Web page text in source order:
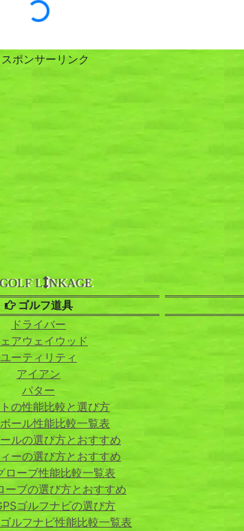
スポンサーリンク
L NKAGE
ゴルフ道具
ドライバー
アウェイウッド
ユーティリティ
アイアン
パター
の性能比較と選び方
ール性能比較一覧表
ルの選び方とおすすめ
ーの選び方とおすすめ
ローブ性能比較一覧表
ーブの選び方とおすすめ
ゴルフナビの選び方
ルフナビ性能比較一覧表